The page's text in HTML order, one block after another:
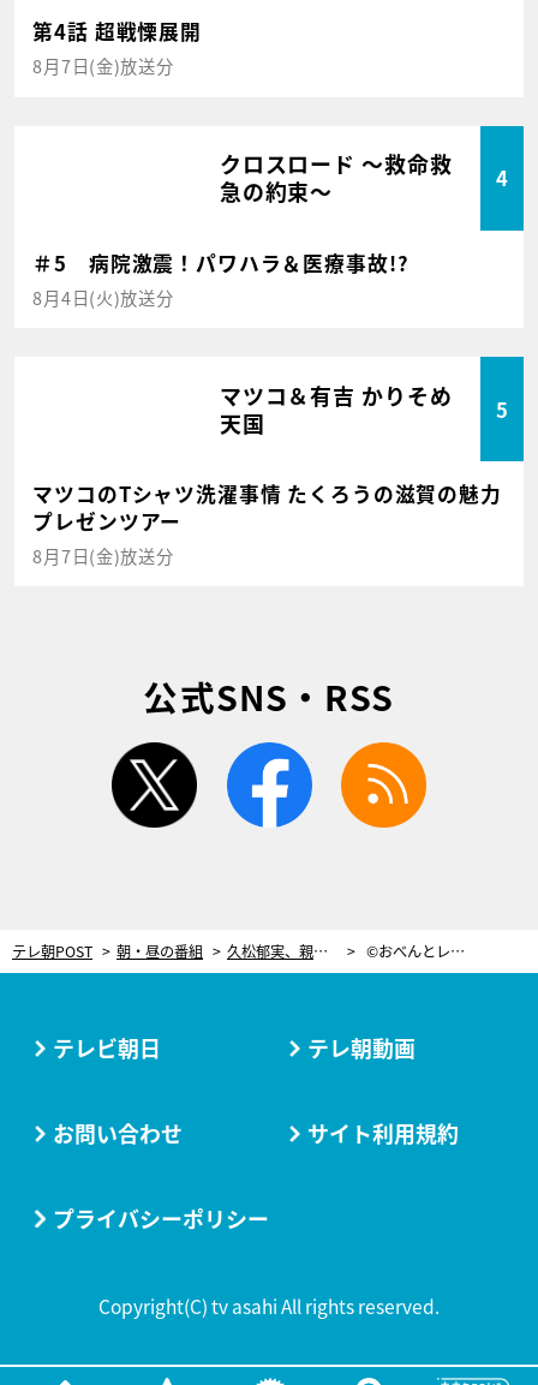
第4話 超戦慄展開
8月7日(金)放送分
クロスロード ～救命救
急の約束～
4
＃5 病院激震！パワハラ＆医療事故!?
8月4日(火)放送分
マツコ＆有吉 かりそめ
天国
5
マツコのTシャツ洗濯事情 たくろうの滋賀の魅力
プレゼンツアー
8月7日(金)放送分
公式SNS・RSS
twitter facebook
テレ朝POST 朝・昼の番組 久松郁実、親友・松元絵里花の“私だけが作れる”お弁当に感激！私だけな理由とは？ ©おべんとレター。
テレビ朝日 テレ朝動画
お問い合わせ サイト利用規約
プライバシーポリシー
Copyright(C) tv asahi All rights reserved.